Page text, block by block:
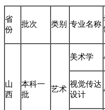
省
份
批次 类别 专业名称
山
西
本科一
批
艺术
美术学
视觉传达
设计